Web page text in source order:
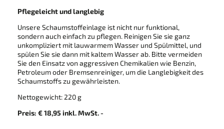
Pflegeleicht und langlebig
Unsere Schaumstoffeinlage ist nicht nur funktional,
sondern auch einfach zu pflegen. Reinigen Sie sie ganz
unkompliziert mit lauwarmem Wasser und Spülmittel, und
spülen Sie sie dann mit kaltem Wasser ab. Bitte vermeiden
Sie den Einsatz von aggressiven Chemikalien wie Benzin,
Petroleum oder Bremsenreiniger, um die Langlebigkeit des
Schaumstoffs zu gewährleisten.
Nettogewicht: 220 g
Preis: € 18,95 inkl. MwSt. -